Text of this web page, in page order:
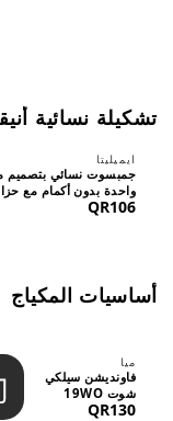
تشكيلة نسائية
ايميليتا
جمبسوت نسائي بتصميم
واحدة بدون أكمام مع
QR106
أساسيات المكياج
ميا
فاونديشن سيلكي
شوت 19WO
ميديوم دارك بدرجة
QR130